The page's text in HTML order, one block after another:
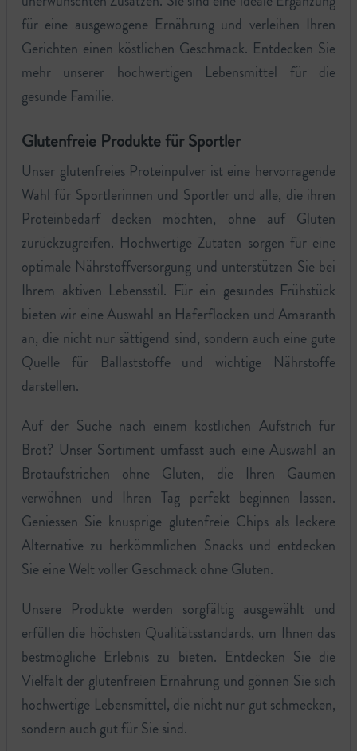
für eine ausgewogene Ernährung und verleihen Ihren
Gerichten einen köstlichen Geschmack. Entdecken Sie
mehr unserer hochwertigen Lebensmittel für die
gesunde Familie.
Glutenfreie Produkte für Sportler
Unser glutenfreies Proteinpulver ist eine hervorragende
Wahl für Sportlerinnen und Sportler und alle, die ihren
Proteinbedarf decken möchten, ohne auf Gluten
zurückzugreifen. Hochwertige Zutaten sorgen für eine
optimale Nährstoffversorgung und unterstützen Sie bei
Ihrem aktiven Lebensstil. Für ein gesundes Frühstück
bieten wir eine Auswahl an Haferflocken und Amaranth
an, die nicht nur sättigend sind, sondern auch eine gute
Quelle für Ballaststoffe und wichtige Nährstoffe
darstellen.
Auf der Suche nach einem köstlichen Aufstrich für
Brot? Unser Sortiment umfasst auch eine Auswahl an
Brotaufstrichen ohne Gluten, die Ihren Gaumen
verwöhnen und Ihren Tag perfekt beginnen lassen.
Geniessen Sie knusprige glutenfreie Chips als leckere
Alternative zu herkömmlichen Snacks und entdecken
Sie eine Welt voller Geschmack ohne Gluten.
Unsere Produkte werden sorgfältig ausgewählt und
erfüllen die höchsten Qualitätsstandards, um Ihnen das
bestmögliche Erlebnis zu bieten. Entdecken Sie die
Vielfalt der glutenfreien Ernährung und gönnen Sie sich
hochwertige Lebensmittel, die nicht nur gut schmecken,
sondern auch gut für Sie sind.